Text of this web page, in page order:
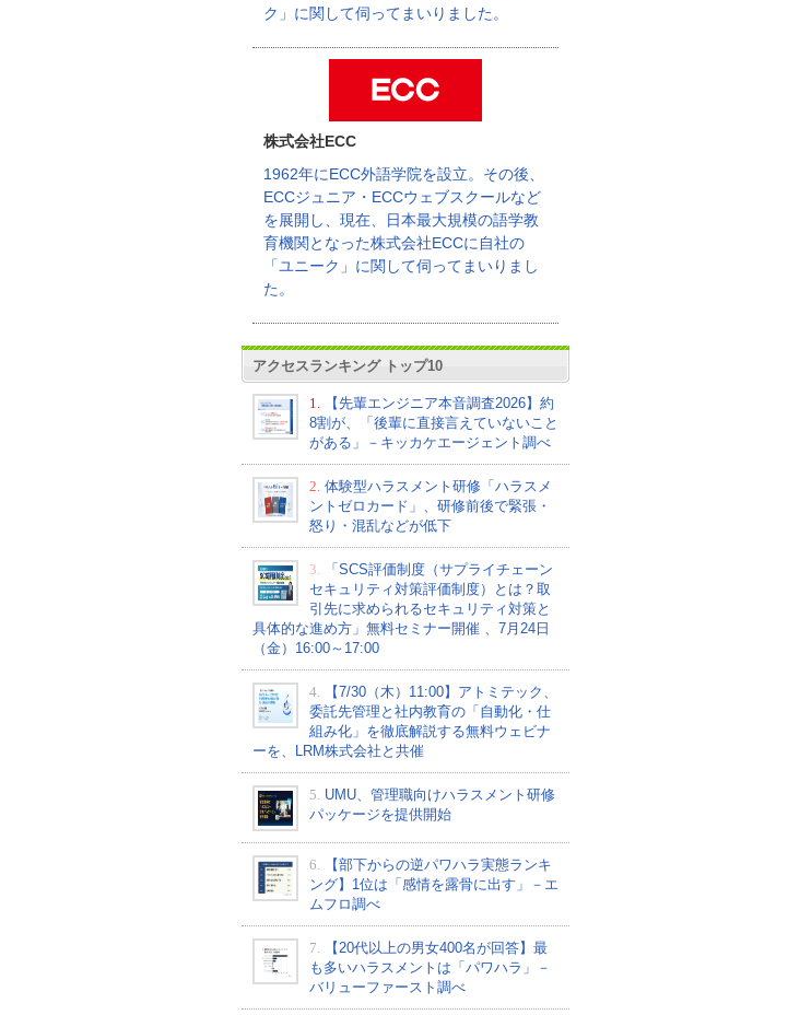
ク」に関して伺ってまいりました。
株式会社ECC
1962年にECC外語学院を設立。その後、
ECCジュニア・ECCウェブスクールなど
を展開し、現在、日本最大規模の語学教
育機関となった株式会社ECCに自社の
「ユニーク」に関して伺ってまいりまし
た。
アクセスランキング トップ10
1.
【先輩エンジニア本音調査2026】約
8割が、「後輩に直接言えていないこと
がある」－キッカケエージェント調べ
2. 体験型ハラスメント研修「ハラスメ
ントゼロカード」、研修前後で緊張・
怒り・混乱などが低下
3.
「SCS評価制度（サプライチェーン
セキュリティ対策評価制度）とは？取
引先に求められるセキュリティ対策と
具体的な進め方」無料セミナー開催 、7月24日
（金）16:00～17:00
4.
【7/30（木）11:00】アトミテック、
委託先管理と社内教育の「自動化・仕
組み化」を徹底解説する無料ウェビナ
ーを、LRM株式会社と共催
5. UMU、管理職向けハラスメント研修
パッケージを提供開始
6.
【部下からの逆パワハラ実態ランキ
ング】1位は「感情を露骨に出す」－エ
ムフロ調べ
7.
【20代以上の男女400名が回答】最
も多いハラスメントは「パワハラ」－
バリューファースト調べ